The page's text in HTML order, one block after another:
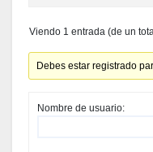
Viendo 1 entrada (de un
Debes estar registrado
Nombre de usuario: